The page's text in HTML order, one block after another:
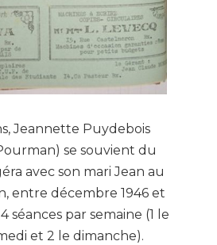
Jeannette Puydebois
se souvient du
avec son mari Jean au
entre décembre 1946 et
séances par semaine (1 le
et 2 le dimanche).